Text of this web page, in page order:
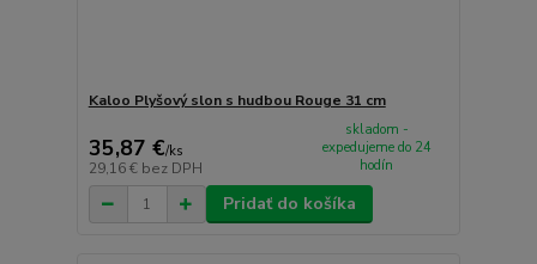
Kaloo Plyšový slon s hudbou Rouge 31 cm
35,87 €/ks
29,16 € bez DPH
skladom -
expedujeme do 24
hodín
Pridať do košíka